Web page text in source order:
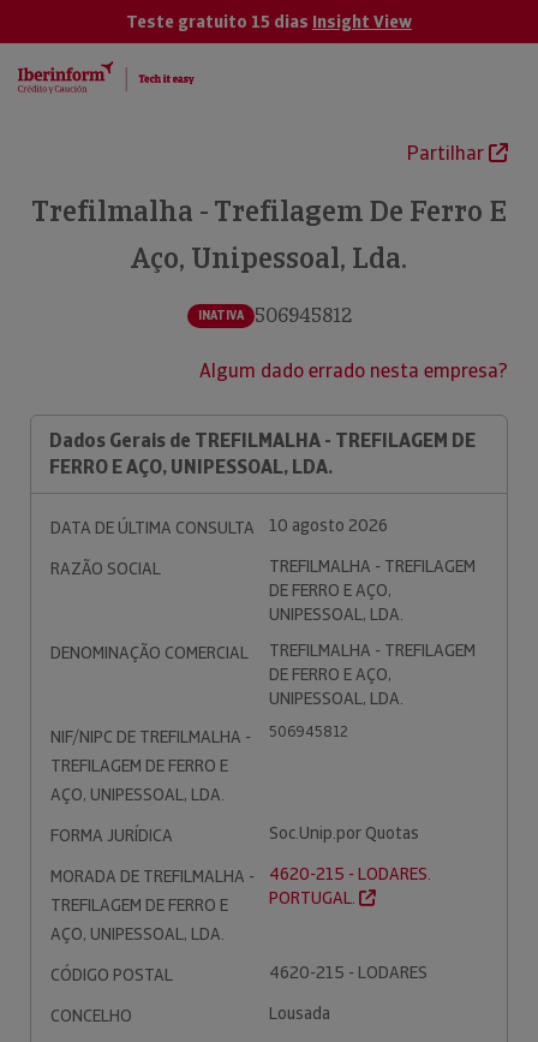
Teste gratuito 15 dias Insight View
Partilhar
Trefilmalha - Trefilagem De Ferro E
Aço, Unipessoal, Lda.
INATIVA 506945812
Algum dado errado nesta empresa?
Dados Gerais de TREFILMALHA - TREFILAGEM DE
FERRO E AÇO, UNIPESSOAL, LDA.
DATA DE ÚLTIMA CONSULTA
10 agosto 2026
RAZÃO SOCIAL
TREFILMALHA - TREFILAGEM
DE FERRO E AÇO,
UNIPESSOAL, LDA.
DENOMINAÇÃO COMERCIAL
TREFILMALHA - TREFILAGEM
DE FERRO E AÇO,
UNIPESSOAL, LDA.
NIF/NIPC DE TREFILMALHA -
TREFILAGEM DE FERRO E
AÇO, UNIPESSOAL, LDA.
506945812
FORMA JURÍDICA
Soc.Unip.por Quotas
MORADA DE TREFILMALHA -
TREFILAGEM DE FERRO E
AÇO, UNIPESSOAL, LDA.
4620-215 - LODARES.
PORTUGAL.
CÓDIGO POSTAL
4620-215 - LODARES
CONCELHO
Lousada